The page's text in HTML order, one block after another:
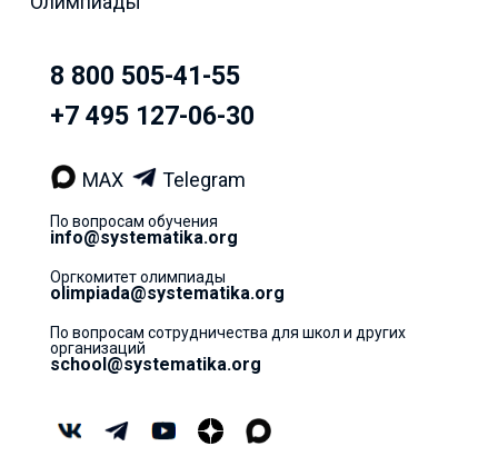
8 800 505-41-55
+7 495 127-06-30
MAX Telegram
По вопросам обучения
info@systematika.org
Оргкомитет олимпиады
olimpiada@systematika.org
По вопросам сотрудничества для школ и других
организаций
school@systematika.org